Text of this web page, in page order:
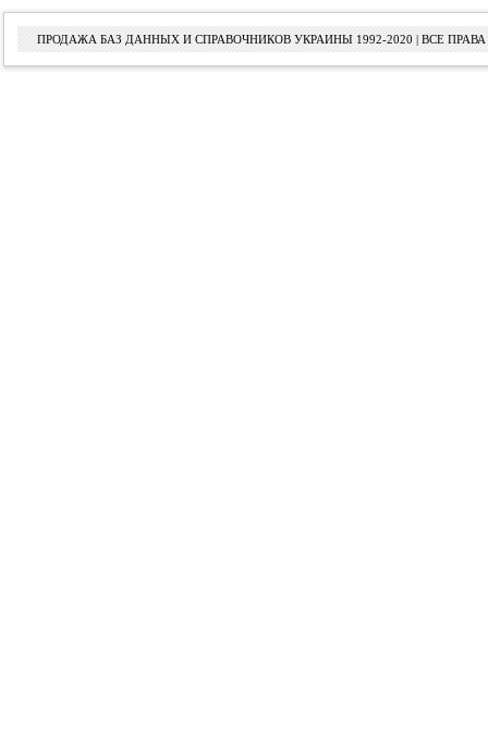
ПРОДАЖА БАЗ ДАННЫХ И СПРАВОЧНИКОВ УКРАИНЫ 1992-2020 | ВСЕ